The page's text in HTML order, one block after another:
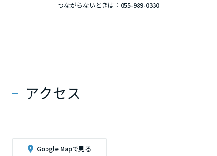
つながらないときは： 055-989-0330
アクセス
Google Mapで見る